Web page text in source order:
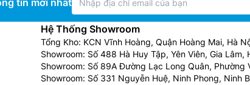
tin mới nhất
Hệ Thống Showroom
Tổng Kho: KCN Vĩnh Hoàng, Quận Hoàng Mai, Hà
Showroom: Số 488 Hà Huy Tập, Yên Viên, Gia Lâm,
Showroom: Số 89A Đường Lạc Long Quân, Phường
Showroom: Số 331 Nguyễn Huệ, Ninh Phong, Ninh